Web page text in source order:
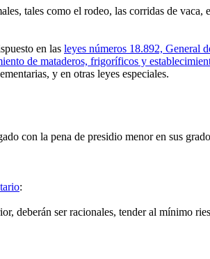
tales como el rodeo, las corridas de
en las leyes números 18.892, General
de mataderos, frigoríficos y
y en otras leyes especiales.
con la pena de presidio menor en sus
:
ser racionales, tender al mínimo